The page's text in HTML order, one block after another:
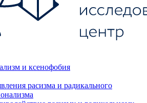
и ксенофобия
расизма и радикального